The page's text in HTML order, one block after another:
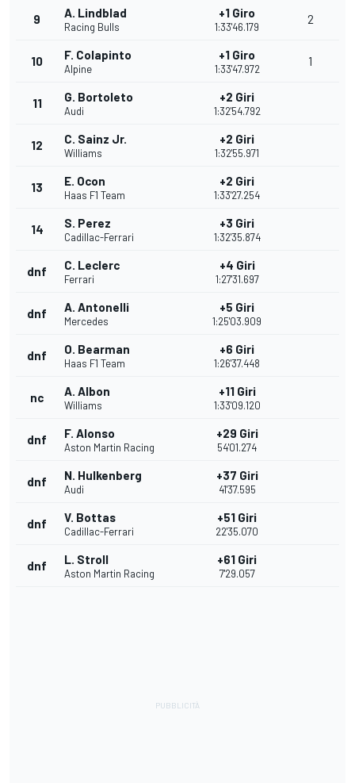
9 A. Lindblad
Racing Bulls
+1 Giro
1:33'46.179
2
10 F. Colapinto
Alpine
+1 Giro
1:33'47.972
1
11 G. Bortoleto
Audi
+2 Giri
1:32'54.792
12 C. Sainz Jr.
Williams
+2 Giri
1:32'55.971
13 E. Ocon
Haas F1 Team
+2 Giri
1:33'27.254
14 S. Perez
Cadillac-Ferrari
+3 Giri
1:32'35.874
dnf C. Leclerc
Ferrari
+4 Giri
1:27'31.697
dnf A. Antonelli
Mercedes
+5 Giri
1:25'03.909
dnf O. Bearman
Haas F1 Team
+6 Giri
1:26'37.448
nc A. Albon
Williams
+11 Giri
1:33'09.120
dnf F. Alonso
Aston Martin Racing
+29 Giri
54'01.274
dnf N. Hulkenberg
Audi
+37 Giri
41'37.595
dnf V. Bottas
Cadillac-Ferrari
+51 Giri
22'35.070
dnf L. Stroll
Aston Martin Racing
+61 Giri
7'29.057